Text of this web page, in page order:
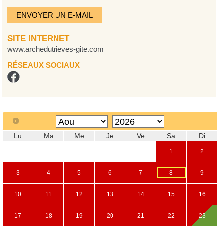
ENVOYER UN E-MAIL
SITE INTERNET
www.archedutrieves-gite.com
RÉSEAUX SOCIAUX
Lu Ma Me Je Ve Sa Di
1 2
3 4 5 6 7 8 9
10 11 12 13 14 15 16
17 18 19 20 21 22 23